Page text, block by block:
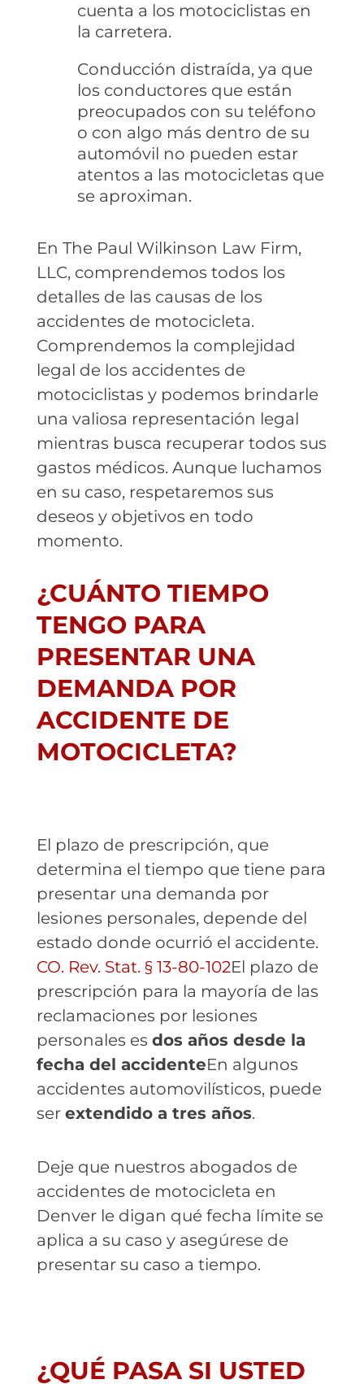
cuenta a los motociclistas en
la carretera.
Conducción distraída, ya que
los conductores que están
preocupados con su teléfono
o con algo más dentro de su
automóvil no pueden estar
atentos a las motocicletas que
se aproximan.
En The Paul Wilkinson Law Firm,
LLC, comprendemos todos los
detalles de las causas de los
accidentes de motocicleta.
Comprendemos la complejidad
legal de los accidentes de
motociclistas y podemos brindarle
una valiosa representación legal
mientras busca recuperar todos sus
gastos médicos. Aunque luchamos
en su caso, respetaremos sus
deseos y objetivos en todo
momento.
¿CUÁNTO TIEMPO
TENGO PARA
PRESENTAR UNA
DEMANDA POR
ACCIDENTE DE
MOTOCICLETA?
El plazo de prescripción, que
determina el tiempo que tiene para
presentar una demanda por
lesiones personales, depende del
estado donde ocurrió el accidente.
CO. Rev. Stat. § 13-80-102El plazo de
prescripción para la mayoría de las
reclamaciones por lesiones
personales es dos años desde la
fecha del accidenteEn algunos
accidentes automovilísticos, puede
ser extendido a tres años.
Deje que nuestros abogados de
accidentes de motocicleta en
Denver le digan qué fecha límite se
aplica a su caso y asegúrese de
presentar su caso a tiempo.
¿QUÉ PASA SI USTED